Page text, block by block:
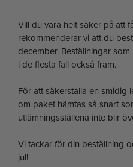
Vill du vara helt säker på att
rekommenderar vi att du
december. Beställningar
i de flesta fall också fram.
För att säkerställa en smidig
om paket hämtas så snart
utlämningsställena inte blir
Vi tackar för din beställning
jul!